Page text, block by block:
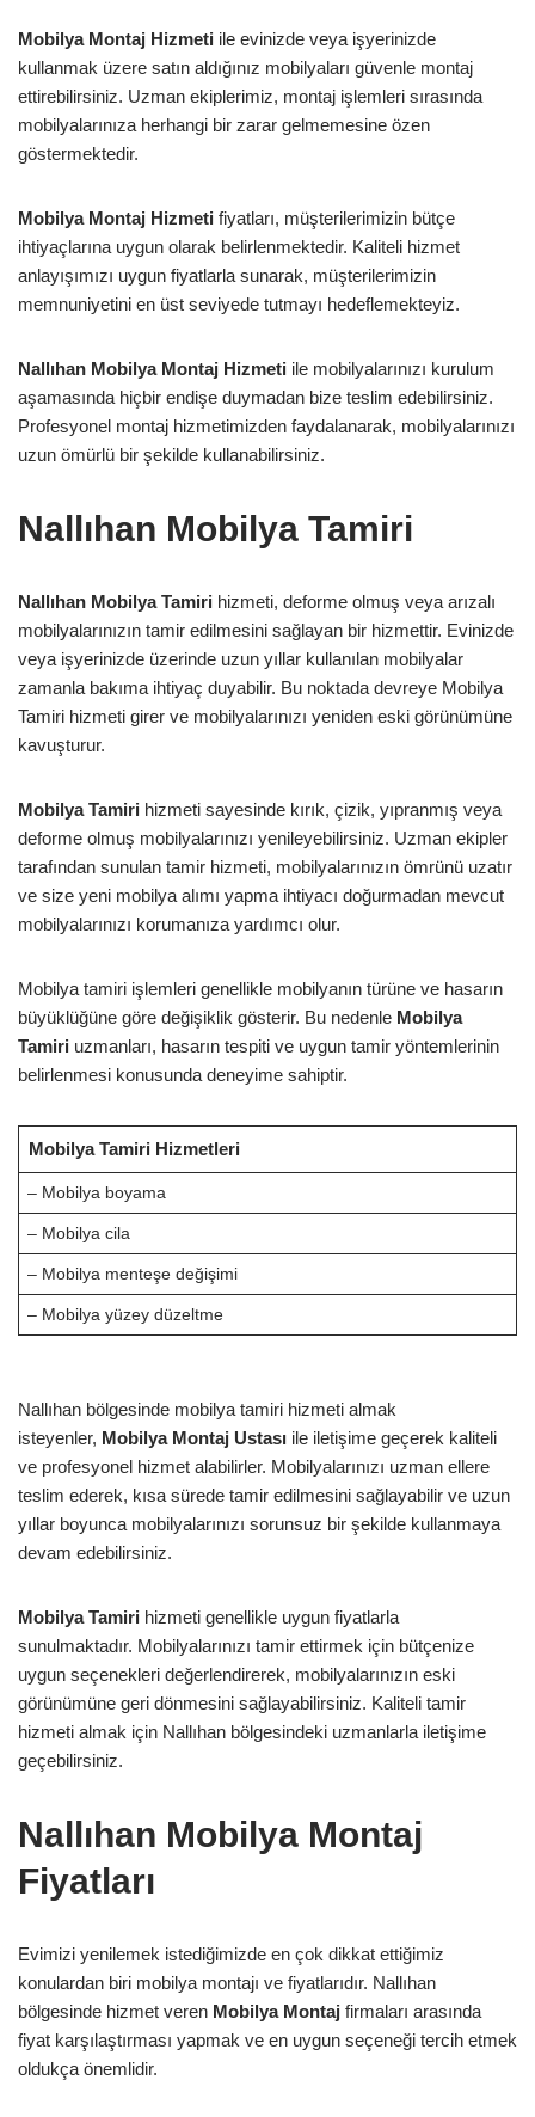
Mobilya Montaj Hizmeti ile evinizde veya işyerinizde
kullanmak üzere satın aldığınız mobilyaları güvenle montaj
ettirebilirsiniz. Uzman ekiplerimiz, montaj işlemleri sırasında
mobilyalarınıza herhangi bir zarar gelmemesine özen
göstermektedir.
Mobilya Montaj Hizmeti fiyatları, müşterilerimizin bütçe
ihtiyaçlarına uygun olarak belirlenmektedir. Kaliteli hizmet
anlayışımızı uygun fiyatlarla sunarak, müşterilerimizin
memnuniyetini en üst seviyede tutmayı hedeflemekteyiz.
Nallıhan Mobilya Montaj Hizmeti ile mobilyalarınızı kurulum
aşamasında hiçbir endişe duymadan bize teslim edebilirsiniz.
Profesyonel montaj hizmetimizden faydalanarak, mobilyalarınızı
uzun ömürlü bir şekilde kullanabilirsiniz.
Nallıhan Mobilya Tamiri
Nallıhan Mobilya Tamiri hizmeti, deforme olmuş veya arızalı
mobilyalarınızın tamir edilmesini sağlayan bir hizmettir. Evinizde
veya işyerinizde üzerinde uzun yıllar kullanılan mobilyalar
zamanla bakıma ihtiyaç duyabilir. Bu noktada devreye Mobilya
Tamiri hizmeti girer ve mobilyalarınızı yeniden eski görünümüne
kavuşturur.
Mobilya Tamiri hizmeti sayesinde kırık, çizik, yıpranmış veya
deforme olmuş mobilyalarınızı yenileyebilirsiniz. Uzman ekipler
tarafından sunulan tamir hizmeti, mobilyalarınızın ömrünü uzatır
ve size yeni mobilya alımı yapma ihtiyacı doğurmadan mevcut
mobilyalarınızı korumanıza yardımcı olur.
Mobilya tamiri işlemleri genellikle mobilyanın türüne ve hasarın
büyüklüğüne göre değişiklik gösterir. Bu nedenle Mobilya
Tamiri uzmanları, hasarın tespiti ve uygun tamir yöntemlerinin
belirlenmesi konusunda deneyime sahiptir.
Mobilya Tamiri Hizmetleri
– Mobilya boyama
– Mobilya cila
– Mobilya menteşe değişimi
– Mobilya yüzey düzeltme
Nallıhan bölgesinde mobilya tamiri hizmeti almak
isteyenler, Mobilya Montaj Ustası ile iletişime geçerek kaliteli
ve profesyonel hizmet alabilirler. Mobilyalarınızı uzman ellere
teslim ederek, kısa sürede tamir edilmesini sağlayabilir ve uzun
yıllar boyunca mobilyalarınızı sorunsuz bir şekilde kullanmaya
devam edebilirsiniz.
Mobilya Tamiri hizmeti genellikle uygun fiyatlarla
sunulmaktadır. Mobilyalarınızı tamir ettirmek için bütçenize
uygun seçenekleri değerlendirerek, mobilyalarınızın eski
görünümüne geri dönmesini sağlayabilirsiniz. Kaliteli tamir
hizmeti almak için Nallıhan bölgesindeki uzmanlarla iletişime
geçebilirsiniz.
Nallıhan Mobilya Montaj
Fiyatları
Evimizi yenilemek istediğimizde en çok dikkat ettiğimiz
konulardan biri mobilya montajı ve fiyatlarıdır. Nallıhan
bölgesinde hizmet veren Mobilya Montaj firmaları arasında
fiyat karşılaştırması yapmak ve en uygun seçeneği tercih etmek
oldukça önemlidir.